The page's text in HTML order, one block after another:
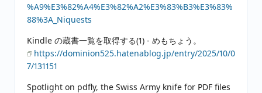
%A9%E3%82%A4%E3%82%A2%E3%83%B3%E3%83%
88%3A_Niquests
Kindle の蔵書一覧を取得する(1) - めもちょう。
https://dominion525.hatenablog.jp/entry/2025/10/0
7/131151
Spotlight on pdfly, the Swiss Army knife for PDF files